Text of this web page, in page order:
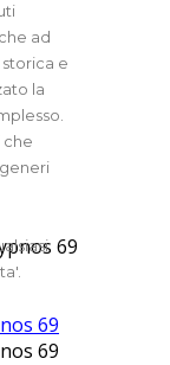
ad
e
la
che
69
69